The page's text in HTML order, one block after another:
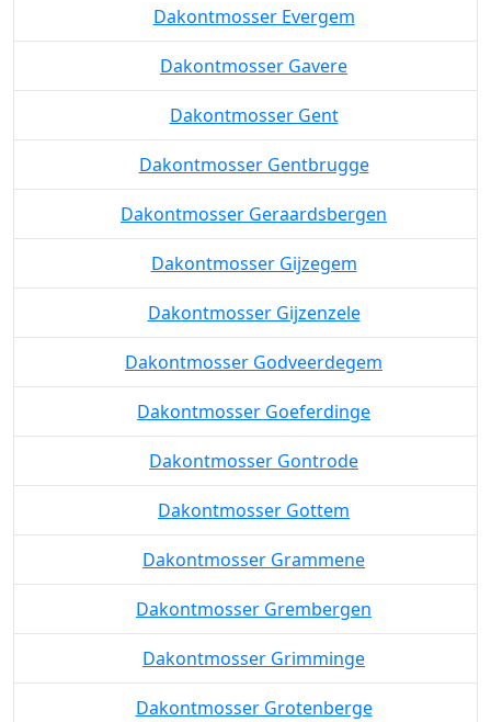
Dakontmosser Evergem
Dakontmosser Gavere
Dakontmosser Gent
Dakontmosser Gentbrugge
Dakontmosser Geraardsbergen
Dakontmosser Gijzegem
Dakontmosser Gijzenzele
Dakontmosser Godveerdegem
Dakontmosser Goeferdinge
Dakontmosser Gontrode
Dakontmosser Gottem
Dakontmosser Grammene
Dakontmosser Grembergen
Dakontmosser Grimminge
Dakontmosser Grotenberge